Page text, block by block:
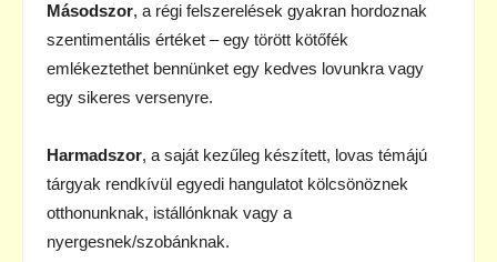
Másodszor, a régi felszerelések gyakran hordoznak
szentimentális értéket – egy törött kötőfék
emlékeztethet bennünket egy kedves lovunkra vagy
egy sikeres versenyre.
Harmadszor, a saját kezűleg készített, lovas témájú
tárgyak rendkívül egyedi hangulatot kölcsönöznek
otthonunknak, istállónknak vagy a
nyergesnek/szobánknak.